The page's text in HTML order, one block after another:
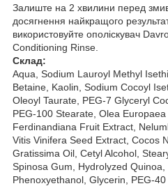
Залиште на 2 хвилини перед
досягнення найкращого
використовуйте ополіскувач
Conditioning Rinse.
Склад:
Aqua, Sodium Lauroyl Methyl
Betaine, Kaolin, Sodium Cocoyl
Oleoyl Taurate, PEG-7 Glyceryl
PEG-100 Stearate, Olea
Ferdinandiana Fruit Extract,
Vitis Vinifera Seed Extract, Cocos
Gratissima Oil, Cetyl Alcohol,
Spinosa Gum, Hydrolyzed Quinoa,
Phenoxyethanol, Glycerin, PEG-